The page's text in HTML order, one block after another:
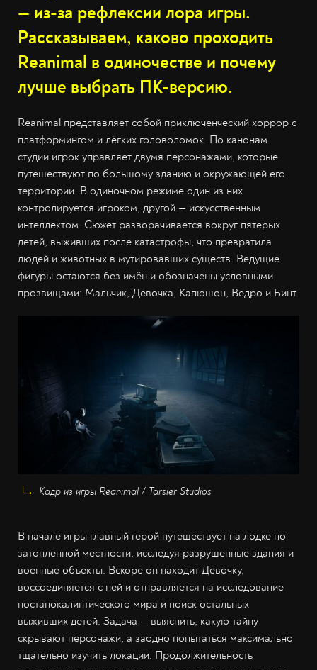
— из-за рефлексии лора игры.
Рассказываем, каково проходить
Reanimal в одиночестве и почему
лучше выбрать ПК-версию.
Reanimal представляет собой приключенческий хоррор с
платформингом и лёгких головоломок. По канонам
студии игрок управляет двумя персонажами, которые
путешествуют по большому зданию и окружающей его
территории. В одиночном режиме один из них
контролируется игроком, другой — искусственным
интеллектом. Сюжет разворачивается вокруг пятерых
детей, выживших после катастрофы, что превратила
людей и животных в мутировавших существ. Ведущие
фигуры остаются без имён и обозначены условными
прозвищами: Мальчик, Девочка, Капюшон, Ведро и Бинт.
Кадр из игры Reanimal / Tarsier Studios
В начале игры главный герой путешествует на лодке по
затопленной местности, исследуя разрушенные здания и
военные объекты. Вскоре он находит Девочку,
воссоединяется с ней и отправляется на исследование
постапокалиптического мира и поиск остальных
выживших детей. Задача — выяснить, какую тайну
скрывают персонажи, а заодно попытаться максимально
тщательно изучить локации. Продолжительность